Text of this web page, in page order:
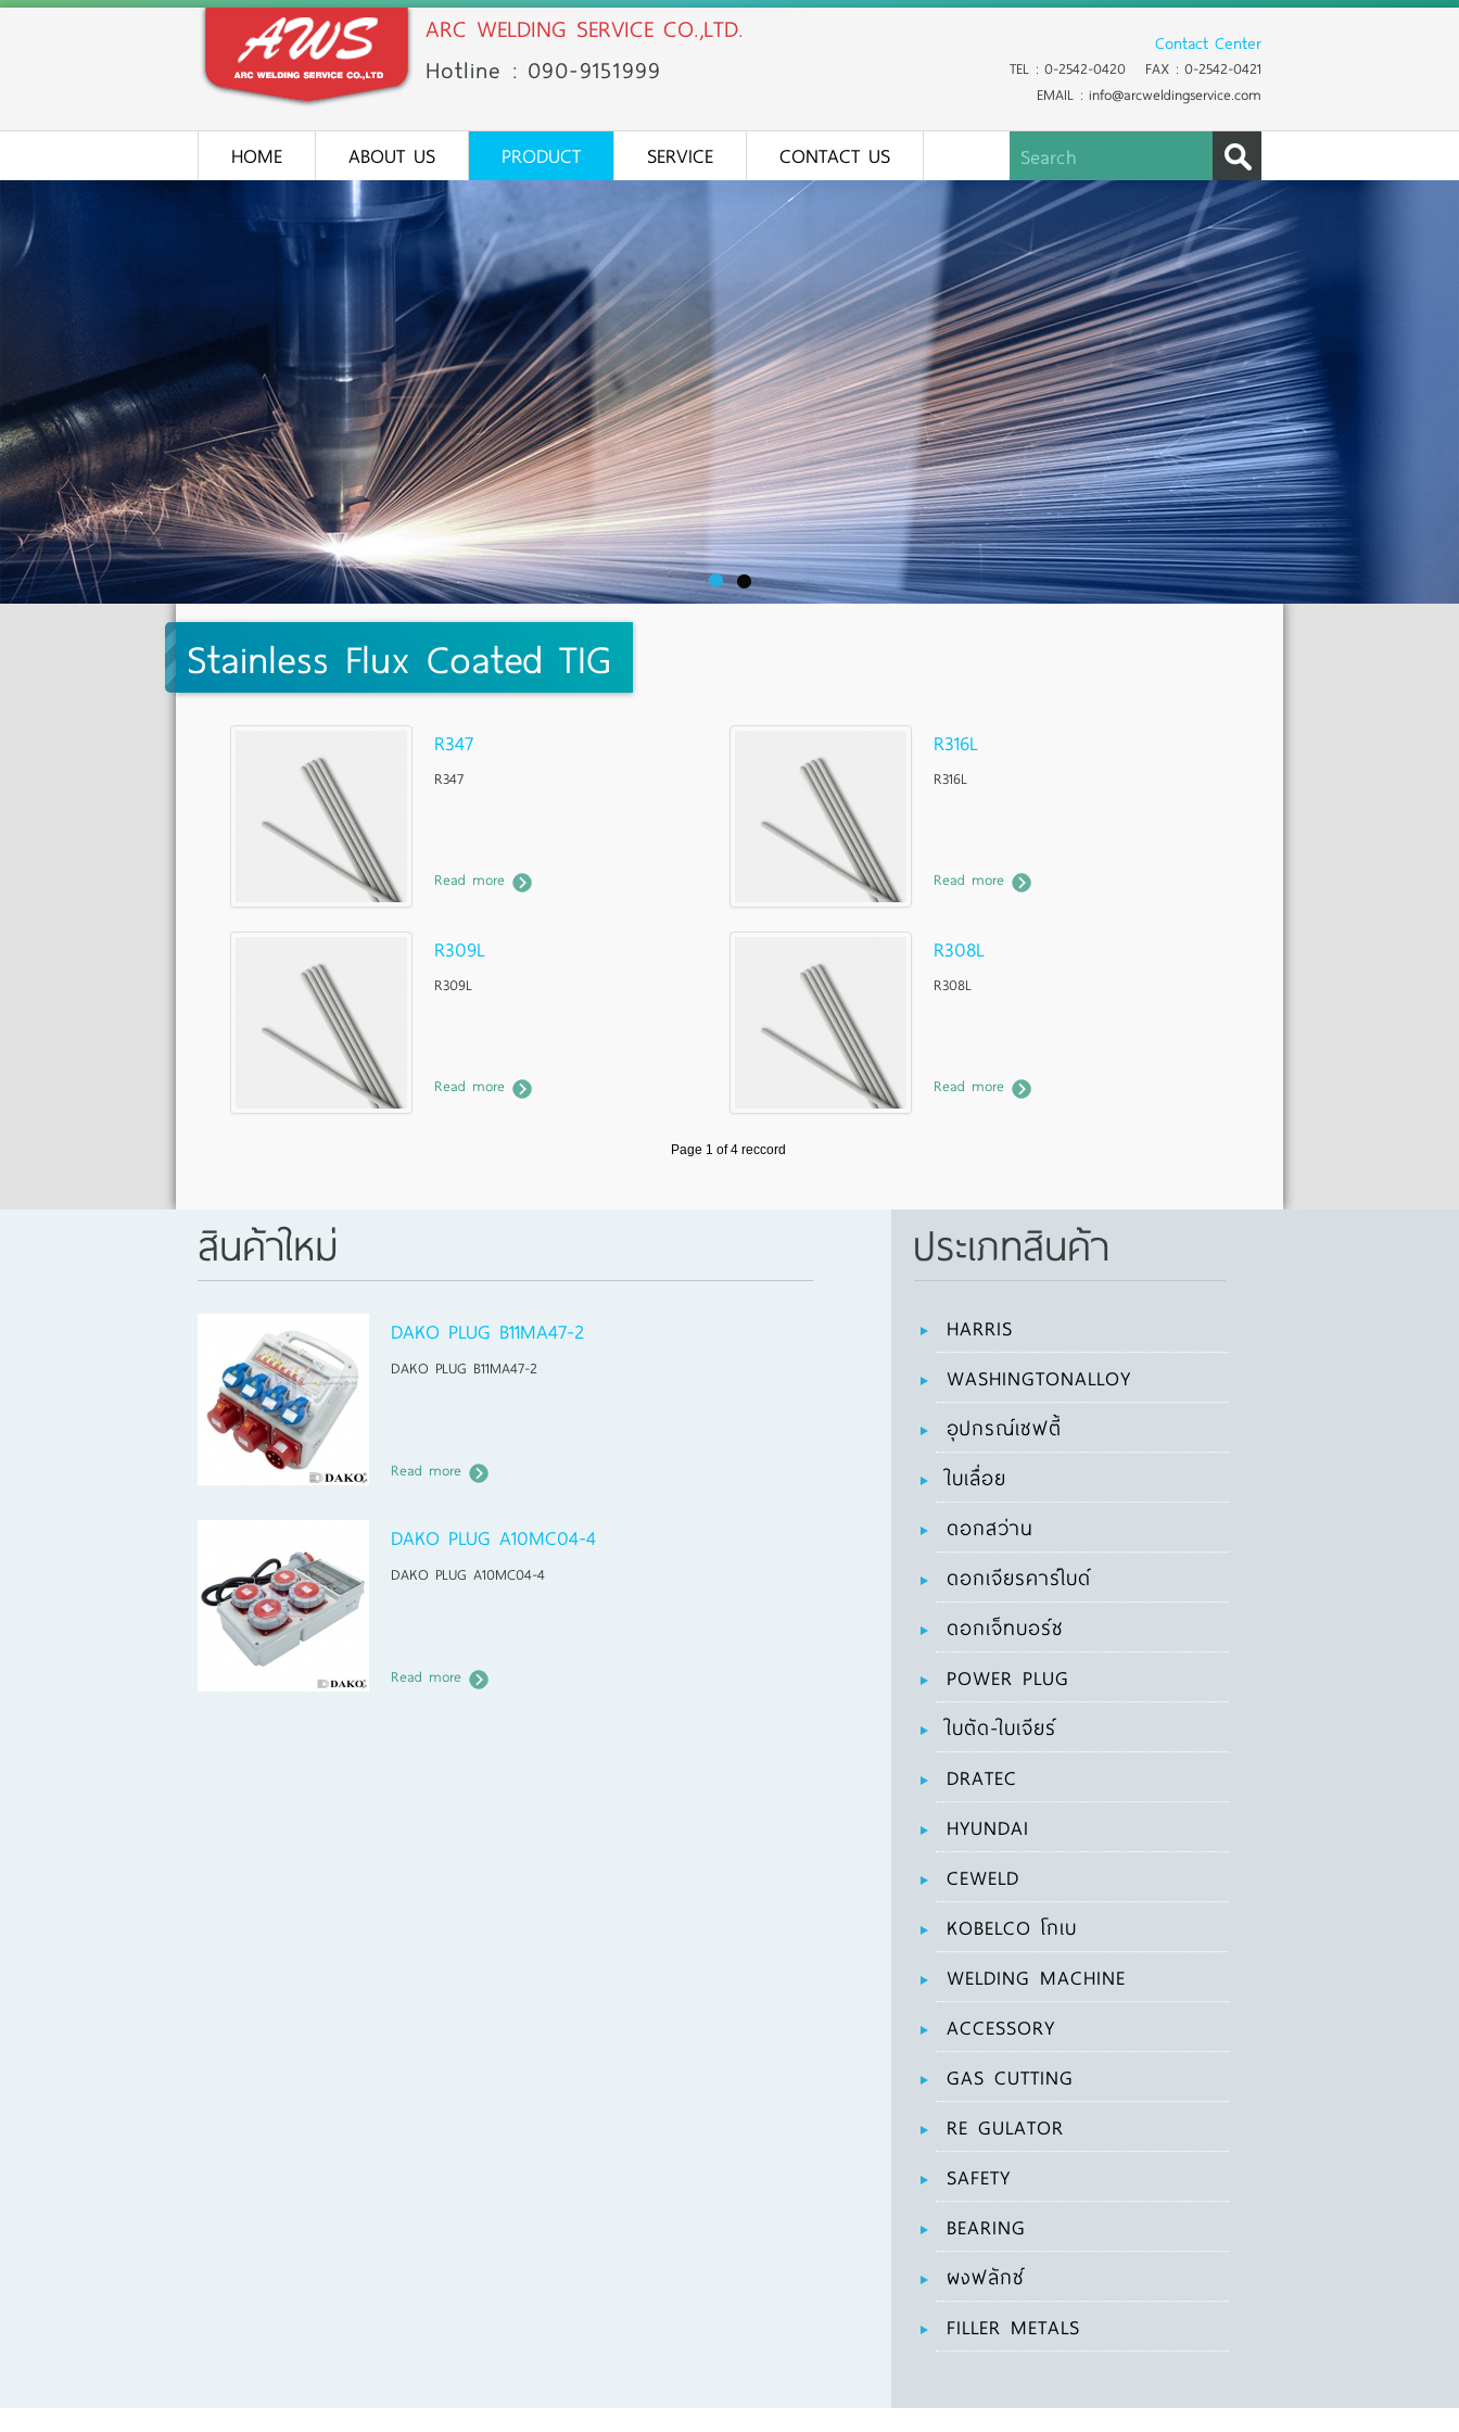
ARC WELDING SERVICE CO.,LTD.
Hotline : 090-9151999
Contact Center
TEL : 0-2542-0420 FAX : 0-2542-0421
EMAIL : info@arcweldingservice.com
HOME ABOUT US PRODUCT SERVICE CONTACT US
Stainless Flux Coated TIG
R347
R347
Read more
R316L
R316L
Read more
R309L
R309L
Read more
R308L
R308L
Read more
Page 1 of 4 reccord
สินค้าใหม่
DAKO PLUG B11MA47-2
DAKO PLUG B11MA47-2
Read more
DAKO PLUG A10MC04-4
DAKO PLUG A10MC04-4
Read more
ประเภทสินค้า
HARRIS
WASHINGTONALLOY
อุปกรณ์เซฟตี้
ใบเลื่อย
ดอกสว่าน
ดอกเจียรคาร์ไบด์
ดอกเจ็ทบอร์ช
POWER PLUG
ใบตัด-ใบเจียร์
DRATEC
HYUNDAI
CEWELD
KOBELCO โกเบ
WELDING MACHINE
ACCESSORY
GAS CUTTING
RE GULATOR
SAFETY
BEARING
ผงฟลักซ์
FILLER METALS